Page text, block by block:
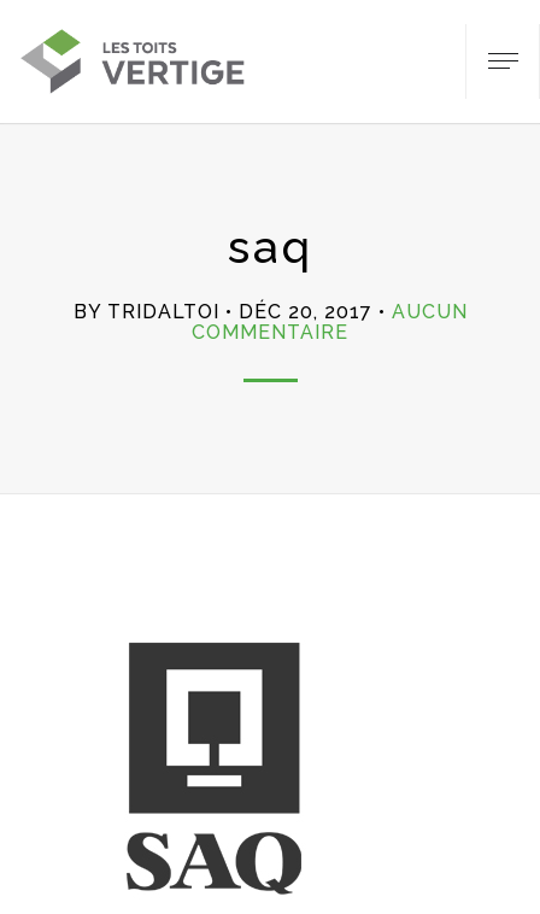
saq
BY TRIDALTOI DÉC 20, 2017
AUCUN
COMMENTAIRE